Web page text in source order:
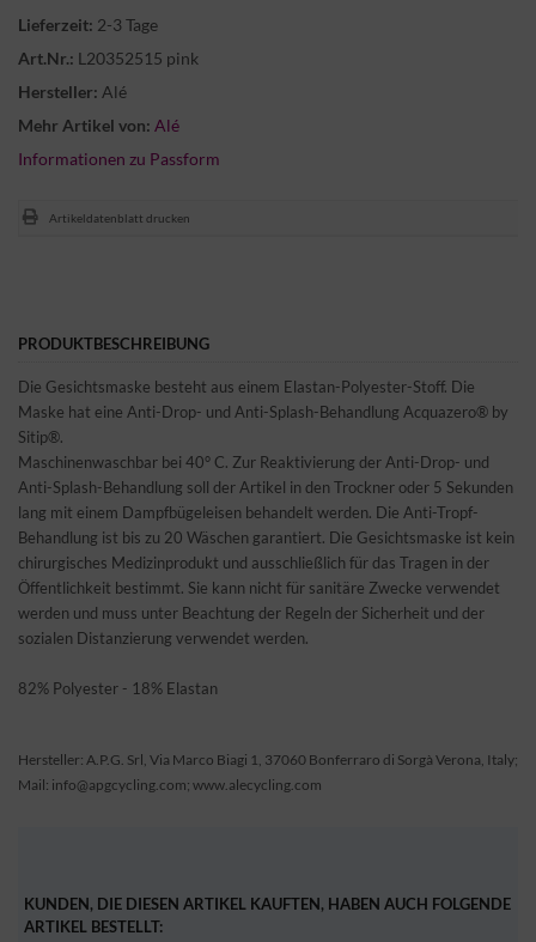
Lieferzeit: 2-3 Tage
Art.Nr.: L20352515 pink
Hersteller: Alé
Mehr Artikel von: Alé
Informationen zu Passform
Artikeldatenblatt drucken
PRODUKTBESCHREIBUNG
Die Gesichtsmaske besteht aus einem Elastan-Polyester-Stoff. Die
Maske hat eine Anti-Drop- und Anti-Splash-Behandlung Acquazero® by
Sitip®.
Maschinenwaschbar bei 40° C. Zur Reaktivierung der Anti-Drop- und
Anti-Splash-Behandlung soll der Artikel in den Trockner oder 5 Sekunden
lang mit einem Dampfbügeleisen behandelt werden. Die Anti-Tropf-
Behandlung ist bis zu 20 Wäschen garantiert. Die Gesichtsmaske ist kein
chirurgisches Medizinprodukt und ausschließlich für das Tragen in der
Öffentlichkeit bestimmt. Sie kann nicht für sanitäre Zwecke verwendet
werden und muss unter Beachtung der Regeln der Sicherheit und der
sozialen Distanzierung verwendet werden.
82% Polyester - 18% Elastan
Hersteller: A.P.G. Srl, Via Marco Biagi 1, 37060 Bonferraro di Sorgà Verona, Italy;
Mail: info@apgcycling.com; www.alecycling.com
KUNDEN, DIE DIESEN ARTIKEL KAUFTEN, HABEN AUCH FOLGENDE
ARTIKEL BESTELLT: